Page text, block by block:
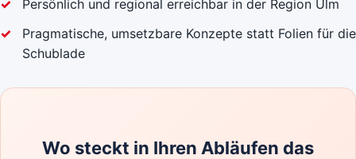
Persönlich und regional erreichbar in der Region Ulm
Pragmatische, umsetzbare Konzepte statt Folien für die
Schublade
Wo steckt in Ihren Abläufen das